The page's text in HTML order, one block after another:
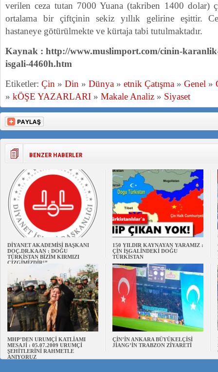
verilen ceza tutan 7000 Yuana (takriben 1400 dolar)
ortalama bir çiftçinin sekiz yıllık gelirine eşittir.
hastaneye götürülmekte ve kürtaja tabi tutulmaktadır.
Kaynak : http://www.muslimport.com/cinin-
isgali-4460h.htm
Etiketler: Çin » Din » Dünya » etnik Çatışma » Genel »
» kÖŞE YAZARLARI » Makale Analiz » Siyaset
BENZER HABERLER
DİYANET AKADEMİSİ BAŞKANI
DOÇ.DR.KAAN : DOĞU
TÜRKİSTAN BİZİM KIRMIZI
ÇİZGİMİZDİR!”
150 YILDIR KAYNAYAN YARAMIZ :
ÇİN İŞGALİNDEKİ DOĞU
TÜRKİSTAN
MHP’DEN URUMÇİ KATLİAMI
MESAJİ : 05.07.2009 URUMÇİ
ŞEHİTLERİNİ RAHMETLE
ANIYORUZ
ÇİN’İN ANKARA BÜYÜKELÇİSİ
JİANG’İN TRABZON ZİYARETİ